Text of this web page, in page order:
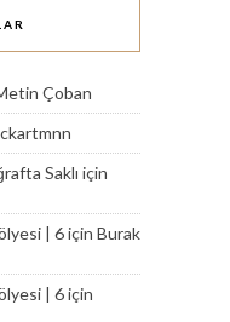
Çoban
Saklı için
| 6için Burak
| 6için